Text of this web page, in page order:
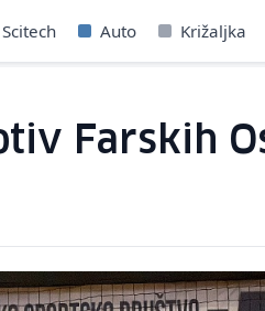
Scitech Auto Križaljka
Farskih